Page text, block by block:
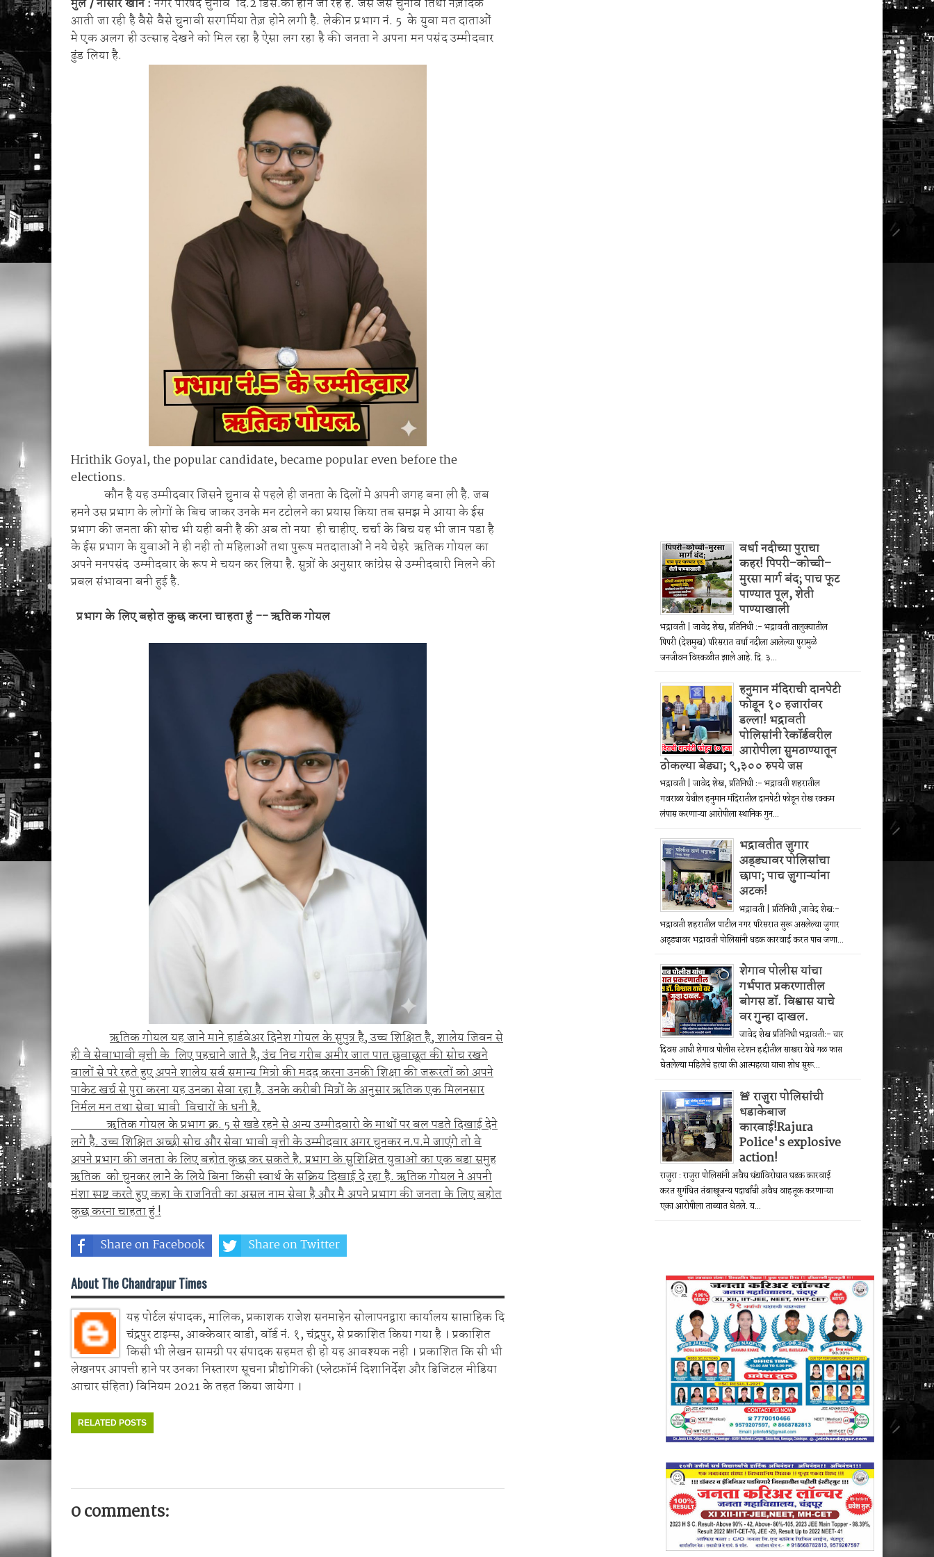
1 व 2 ऑगस्ट रोजी जिल्हास्तरीय कनिष्ठ गट अथलेटिक्स स्पर्धा 2026.
शेगाव पोलीस यांचा गर्भपात प्रकरणातील बोगस डॉ. विश्वास याचे वर गुन्हा दाखल.
आती जा रही है वैसे वैसे चुनावी सरगर्मिया तेज़ होने लगी है. लेकीन प्रभाग नं. 5 के युवा मत दाताओं
मे एक अलग ही उत्साह देखने को मिल रहा है ऐसा लग रहा है की जनता ने अपना मन पसंद उम्मीदवार
ढुंड लिया है.
Hrithik Goyal, the popular candidate, became popular even before the
elections.
कौन है यह उम्मीदवार जिसने चुनाव से पहले ही जनता के दिलों मे अपनी जगह बना ली है. जब
हमने उस प्रभाग के लोगों के बिच जाकर उनके मन टटोलने का प्रयास किया तब समझ मे आया के ईस
प्रभाग की जनता की सोच भी यही बनी है की अब तो नया ही चाहीए. चर्चा के बिच यह भी जान पडा है
के ईस प्रभाग के युवाओं ने ही नही तो महिलाओं तथा पुरूष मतदाताओं ने नये चेहरे ऋतिक गोयल का
अपने मनपसंद उम्मीदवार के रूप मे चयन कर लिया है. सुत्रों के अनुसार कांग्रेस से उम्मीदवारी मिलने की
प्रबल संभावना बनी हुई है.
प्रभाग के लिए बहोत कुछ करना चाहता हुं -- ऋतिक गोयल
ऋतिक गोयल यह जाने माने हार्डवेअर दिनेश गोयल के सुपुत्र है, उच्च शिक्षित है, शालेय जिवन से
ही वे सेवाभावी वृत्ती के लिए पहचाने जाते है, उंच निच गरीब अमीर जात पात छुवाछूत की सोच रखने
वालों से परे रहते हुए अपने शालेय सर्व समान्य मित्रो की मदद करना उनकी शिक्षा की जरूरतों को अपने
पाकेट खर्च से पुरा करना यह उनका सेवा रहा है. उनके करीबी मित्रों के अनुसार ऋतिक एक मिलनसार
निर्मल मन तथा सेवा भावी विचारों के धनी है.
ऋतिक गोयल के प्रभाग क्र. 5 से खडे रहने से अन्य उम्मीदवारो के माथों पर बल पडते दिखाई देने
लगे है. उच्च शिक्षित अच्छी सोच और सेवा भावी वृत्ती के उम्मीदवार अगर चुनकर न.प.मे जाएंगे तो वे
अपने प्रभाग की जनता के लिए बहोत कुछ कर सकते है. प्रभाग के सुशिक्षित युवाओं का एक बडा समुह
ऋतिक को चुनकर लाने के लिये बिना किसी स्वार्थ के सक्रिय दिखाई दे रहा है. ऋतिक गोयल ने अपनी
मंशा स्पष्ट करते हुए कहा के राजनिती का असल नाम सेवा है और मै अपने प्रभाग की जनता के लिए बहोत
कुछ करना चाहता हुं !
Share on Facebook
Share on Twitter
About The Chandrapur Times
यह पोर्टल संपादक, मालिक, प्रकाशक राजेश सनमाहेन सोलापनद्वारा कार्यालय साप्ताहिक दि
चंद्रपुर टाइम्स, आक्केवार वाडी, वॉर्ड नं. १, चंद्रपुर, से प्रकाशित किया गया है । प्रकाशित
किसी भी लेखन सामग्री पर संपादक सहमत ही हो यह आवश्यक नही । प्रकाशित कि सी भी
लेखनपर आपत्ती हाने पर उनका निस्तारण सूचना प्रौद्योगिकी (प्लेटफ़ॉर्म दिशानिर्देश और डिजिटल मीडिया
आचार संहिता) विनियम 2021 के तहत किया जायेगा ।
RELATED POSTS
0 comments:
वर्धा नदीच्या पुराचा
कहर! पिपरी–कोच्ची–
मुरसा मार्ग बंद; पाच फूट
पाण्यात पूल, शेती
पाण्याखाली
भद्रावती | जावेद शेख, प्रतिनिधी :- भद्रावती तालुक्यातील
पिपरी (देशमुख) परिसरात वर्धा नदीला आलेल्या पुरामुळे
जनजीवन विस्कळीत झाले आहे. दि. ३...
हनुमान मंदिराची दानपेटी
फोडून १० हजारांवर
डल्ला! भद्रावती
पोलिसांनी रेकॉर्डवरील
आरोपीला सुमठाण्यातून
ठोकल्या बेड्या; ९,३०० रुपये जप्त
भद्रावती | जावेद शेख, प्रतिनिधी :- भद्रावती शहरातील
गवराळा येथील हनुमान मंदिरातील दानपेटी फोडून रोख रक्कम
लंपास करणाऱ्या आरोपीला स्थानिक गुन...
भद्रावतीत जुगार
अड्ड्यावर पोलिसांचा
छापा; पाच जुगाऱ्यांना
अटक!
भद्रावती | प्रतिनिधी ,जावेद शेख:-
भद्रावती शहरातील पाटील नगर परिसरात सुरू असलेल्या जुगार
अड्ड्यावर भद्रावती पोलिसांनी धडक कारवाई करत पाच जणा...
शेगाव पोलीस यांचा
गर्भपात प्रकरणातील
बोगस डॉ. विश्वास याचे
वर गुन्हा दाखल.
जावेद शेख प्रतिनिधी भद्रावती:- चार
दिवस आधी शेगाव पोलीस स्टेशन हद्दीतील साखरा येथे गळ फास
घेतलेल्या महिलेचे हत्या की आत्महत्या याचा शोध सुरू...
🚨 राजुरा पोलिसांची
धडाकेबाज
कारवाई!Rajura
Police's explosive
action!
राजुरा : राजुरा पोलिसांनी अवैध धंद्यांविरोधात धडक कारवाई
करत सुगंधित तंबाखूजन्य पदार्थांची अवैध वाहतूक करणाऱ्या
एका आरोपीला ताब्यात घेतले. य...